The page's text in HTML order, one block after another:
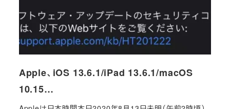
Apple、iOS 13.6.1/iPad 13.6.1/macOS
10.15…